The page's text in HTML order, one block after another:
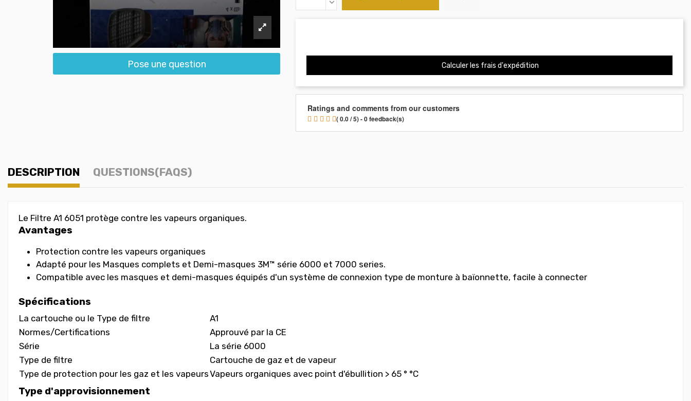
Pose une question Calculer les frais d'expédition
Ratings and comments from our customers
( 0.0 / 5) - 0 feedback(s)
DESCRIPTION QUESTIONS(FAQS)
Le Filtre A1 6051 protège contre les vapeurs organiques.
Avantages
Protection contre les vapeurs organiques
Adapté pour les Masques complets et Demi-masques 3M™ série 6000 et 7000 series.
Compatible avec les masques et demi-masques équipés d'un système de connexion type de monture à baïonnette, facile à connecter
Spécifications
La cartouche ou le Type de filtre
A1
Normes/Certifications
Approuvé par la CE
Série
La série 6000
Type de filtre
Cartouche de gaz et de vapeur
Type de protection pour les gaz et les vapeursVapeurs organiques avec point d'ébullition > 65 ° °C
Type d'approvisionnement